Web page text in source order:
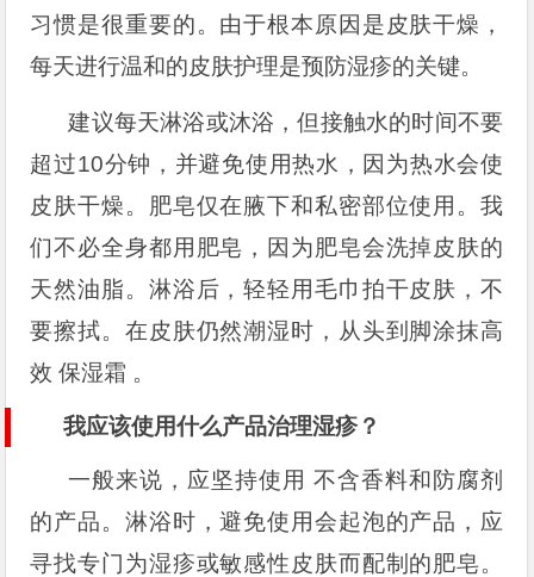
习惯是很重要的。由于根本原因是皮肤干燥，
每天进行温和的皮肤护理是预防湿疹的关键。
建议每天淋浴或沐浴，但接触水的时间不要
超过10分钟，并避免使用热水，因为热水会使
皮肤干燥。肥皂仅在腋下和私密部位使用。我
们不必全身都用肥皂，因为肥皂会洗掉皮肤的
天然油脂。淋浴后，轻轻用毛巾拍干皮肤，不
要擦拭。在皮肤仍然潮湿时，从头到脚涂抹高
效 保湿霜 。
我应该使用什么产品治理湿疹？
一般来说，应坚持使用 不含香料和防腐剂
的产品。淋浴时，避免使用会起泡的产品，应
寻找专门为湿疹或敏感性皮肤而配制的肥皂。